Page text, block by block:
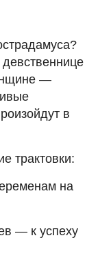
—
в
трактовки:
на
— к успеху